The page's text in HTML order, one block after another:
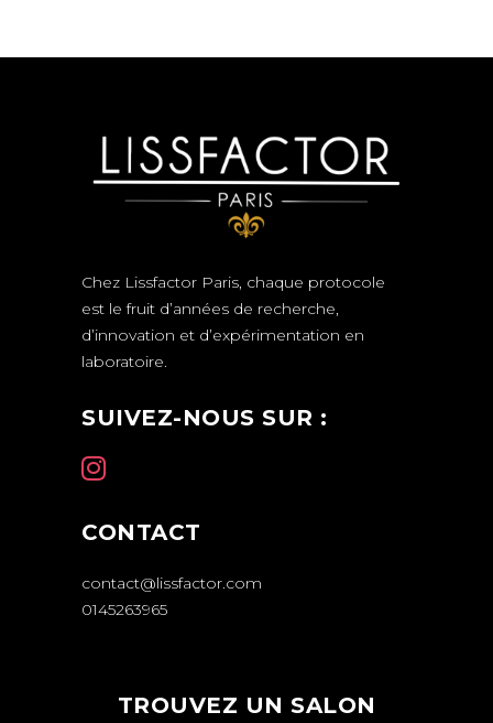
Chez Lissfactor Paris, chaque protocole
est le fruit d’années de recherche,
d’innovation et d’expérimentation en
laboratoire.
SUIVEZ-NOUS SUR :
CONTACT
contact@lissfactor.com
0145263965
TROUVEZ UN SALON